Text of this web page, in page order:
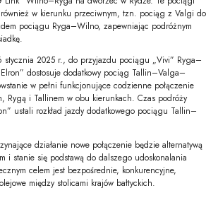
również w kierunku przeciwnym, tzn. pociąg z Valgi do
pociągu Ryga–Wilno, zapewniając podróżnym
stycznia 2025 r., do przyjazdu pociągu „Vivi” Ryga–
dostosuje dodatkowy pociąg Tallin–Valga–
w pełni funkcjonujące codzienne połączenie
Rygą i Tallinem w obu kierunkach. Czas podróży
ustali rozkład jazdy dodatkowego pociągu Tallin–
działanie nowe połączenie będzie alternatywą
i stanie się podstawą do dalszego udoskonalania
celem jest bezpośrednie, konkurencyjne,
między stolicami krajów bałtyckich.